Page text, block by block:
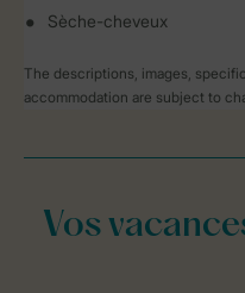
Sèche-cheveux
The descriptions, images,
accommodation are subject to
Vos